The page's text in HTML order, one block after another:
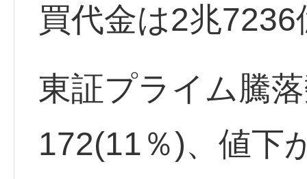
買代金は2兆
東証プライム騰
172(11％)、値下